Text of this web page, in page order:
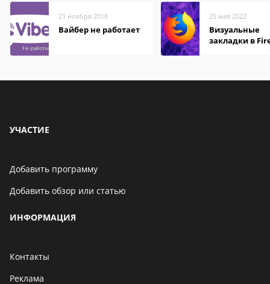
21 ноября 2018
Вайбер не работает
25 мая 2022
Визуальные
закладки в
УЧАСТИЕ
Добавить программу
Добавить обзор или статью
ИНФОРМАЦИЯ
Контакты
Реклама